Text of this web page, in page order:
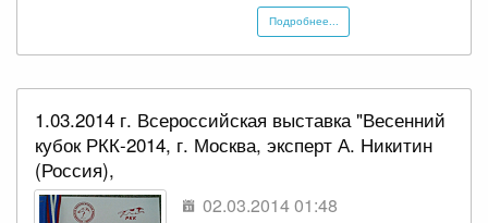
Подробнее...
1.03.2014 г. Всероссийская выставка "Весенний
кубок РКК-2014, г. Москва, эксперт А. Никитин
(Россия),
02.03.2014 01:48